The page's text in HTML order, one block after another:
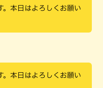
。本日はよろしくお願い
。本日はよろしくお願い